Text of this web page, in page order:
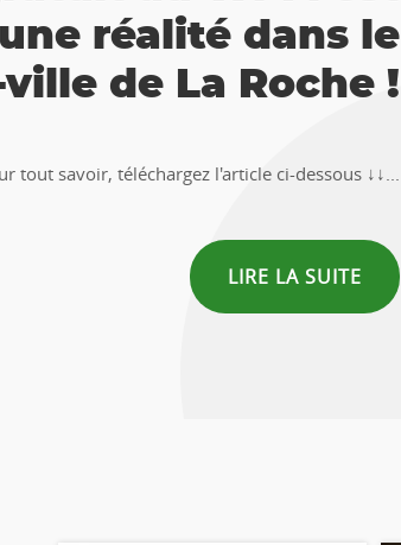
au trésor 🚶‍♀🚶‍♂